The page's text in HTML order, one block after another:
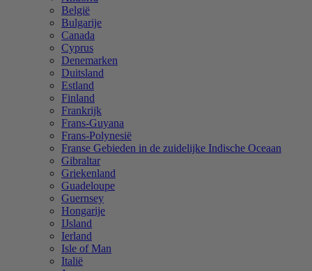
België
Bulgarije
Canada
Cyprus
Denemarken
Duitsland
Estland
Finland
Frankrijk
Frans-Guyana
Frans-Polynesië
Franse Gebieden in de zuidelijke Indische Oceaan
Gibraltar
Griekenland
Guadeloupe
Guernsey
Hongarije
IJsland
Ierland
Isle of Man
Italië